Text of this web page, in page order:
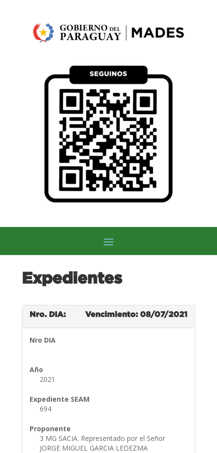
Expedientes
Nro. DIA: Vencimiento: 08/07/2021
Nro DIA
Año
2021
Expediente SEAM
694
Proponente
3 MG SACIA. Representado por el Señor
JORGE MIGUEL GARCIA LEDEZMA